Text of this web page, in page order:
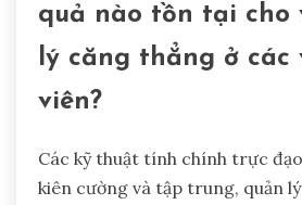
quả nào tồn tại cho
lý căng thẳng ở các
viên?
Các kỹ thuật tính chính trực
kiên cường và tập trung, quản